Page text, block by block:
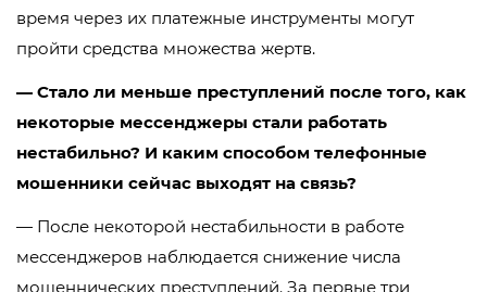
время через их платежные инструменты могут
пройти средства множества жертв.
— Стало ли меньше преступлений после того, как
некоторые мессенджеры стали работать
нестабильно? И каким способом телефонные
мошенники сейчас выходят на связь?
— После некоторой нестабильности в работе
мессенджеров наблюдается снижение числа
мошеннических преступлений. За первые три